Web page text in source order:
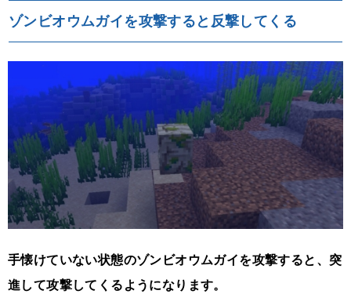
ゾンビオウムガイを攻撃すると反撃してくる
手懐けていない状態のゾンビオウムガイを攻撃すると、突
進して攻撃してくるようになります。